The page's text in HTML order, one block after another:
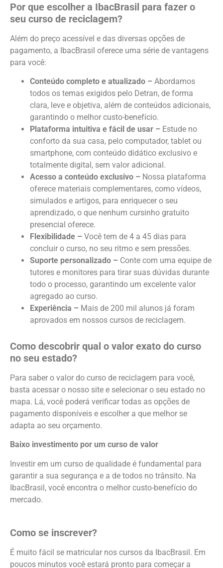
Por que escolher a IbacBrasil para fazer o
seu curso de reciclagem?
Além do preço acessível e das diversas opções de
pagamento, a IbacBrasil oferece uma série de vantagens
para você:
Conteúdo completo e atualizado – Abordamos
todos os temas exigidos pelo Detran, de forma
clara, leve e objetiva, além de conteúdos adicionais,
garantindo o melhor custo-benefício.
Plataforma intuitiva e fácil de usar – Estude no
conforto da sua casa, pelo computador, tablet ou
smartphone, com conteúdo didático exclusivo e
totalmente digital, sem valor adicional.
Acesso a conteúdo exclusivo – Nossa plataforma
oferece materiais complementares, como vídeos,
simulados e artigos, para enriquecer o seu
aprendizado, o que nenhum cursinho gratuito
presencial oferece.
Flexibilidade – Você tem de 4 a 45 dias para
concluir o curso, no seu ritmo e sem pressões.
Suporte personalizado – Conte com uma equipe de
tutores e monitores para tirar suas dúvidas durante
todo o processo, garantindo um excelente valor
agregado ao curso.
Experiência – Mais de 200 mil alunos já foram
aprovados em nossos cursos de reciclagem.
Como descobrir qual o valor exato do curso
no seu estado?
Para saber o valor do curso de reciclagem para você,
basta acessar o nosso site e selecionar o seu estado no
mapa. Lá, você poderá verificar todas as opções de
pagamento disponíveis e escolher a que melhor se
adapta ao seu orçamento.
Baixo investimento por um curso de valor
Investir em um curso de qualidade é fundamental para
garantir a sua segurança e a de todos no trânsito. Na
IbacBrasil, você encontra o melhor custo-benefício do
mercado.
Como se inscrever?
É muito fácil se matricular nos cursos da IbacBrasil. Em
poucos minutos você estará pronto para começar a